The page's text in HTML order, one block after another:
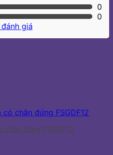
0
0
giá
chân đứng FSGDF12